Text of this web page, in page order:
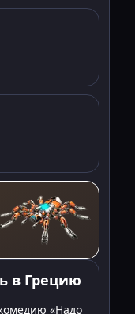
в Грецию
«Надо